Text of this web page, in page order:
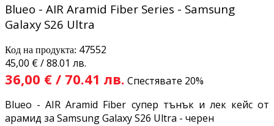
Blueo - AIR Aramid Fiber Series - Samsung
Galaxy S26 Ultra
Код на продукта: 47552
45,00 € / 88.01 лв.
36,00 € / 70.41 лв. Спестявате 20%
Blueo - AIR Aramid Fiber супер тънък и лек кейс от
арамид за Samsung Galaxy S26 Ultra - черен